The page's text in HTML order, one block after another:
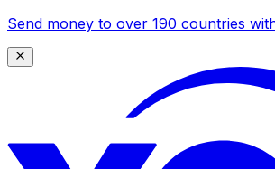
Send money to over 190 countries